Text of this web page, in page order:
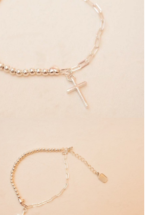
：「神為愛他的人所預備的，是眼睛沒有
過，人心也沒有想過的。」(哥林多前書 2:
的豐富，在基督耶穌裡，使你們一切所需
。(以弗所書 3:20)
愛我們。(約翰一書 4:19)